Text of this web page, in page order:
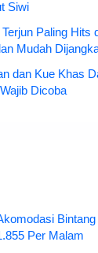
Siwi
Paling Hits
Mudah
dan Kue Khas
Dicoba
Per Malam